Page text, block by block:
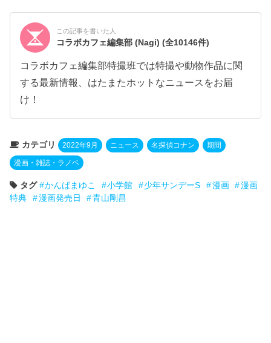
この記事を書いた人
コラボカフェ編集部 (Nagi)(全10146件)
コラボカフェ編集部特撮班では特撮や動物作品に関
する最新情報、はたまたホットなニュースをお届
け！
カテゴリ 2022年9月 ニュース 名探偵コナン 期間
漫画・雑誌・ラノベ
タグ かんばまゆこ 小学館 少年サンデーS 漫画
漫画
特典
漫画発売日 青山剛昌